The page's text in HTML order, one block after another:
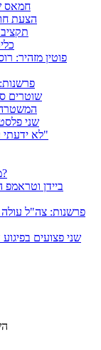
חמאס
הצעת
תקציב
פוטין מזהיר:
פרשנות:
שוטרים
שני
"לא ידעתי על כוונתו של גדעון סער לפרק את המפלגה"
מי בוזז את שיירות הסיוע ההומניטרי ברצועה?
ביידן
פרשנות: צה"ל עולה
שני פצועים